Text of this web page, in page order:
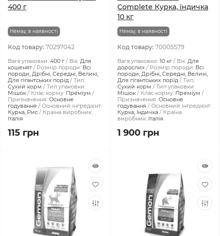
400 г
Немає в наявності
Код товару: 70297042
Вага упаковки: 400 г Вік: Для
кошенят
Розмір породи: Всі
породи, Дрібні, Середні, Великі,
Для гігантських порід
Тип:
Сухий корм
Тип упаковки:
Мішок
Клас корму: Преміум
Призначення: Основне
годування
Основний інгредієнт:
Курка, Рис
Країна виробник:
Італія
115 грн
Complete Курка, індичка
10 кг
Немає в наявності
Код товару: 70005579
Вага упаковки: 10 кг Вік: Для
дорослих
Розмір породи: Всі
породи, Дрібні, Середні, Великі,
Для гігантських порід
Тип:
Сухий корм
Тип упаковки:
Мішок
Клас корму: Преміум
Призначення: Основне
годування
Основний інгредієнт:
Курка, Індичка
Країна
виробник: Італія
1 900 грн